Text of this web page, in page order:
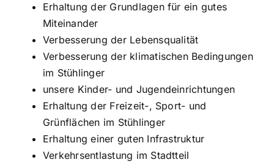
Erhaltung der Grundlagen für ein gutes
Miteinander
Verbesserung der Lebensqualität
Verbesserung der klimatischen Bedingungen
im Stühlinger
unsere Kinder- und Jugendeinrichtungen
Erhaltung der Freizeit-, Sport- und
Grünflächen im Stühlinger
Erhaltung einer guten Infrastruktur
Verkehrsentlastung im Stadtteil